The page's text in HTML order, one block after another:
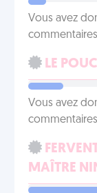
Vous avez
LE
Vous avez
MAÎTRE